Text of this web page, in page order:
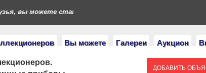
Вы можете Галереи Аукцион
вы можете стать героями нашего портала. Если у вас
ДОБАВИТЬ